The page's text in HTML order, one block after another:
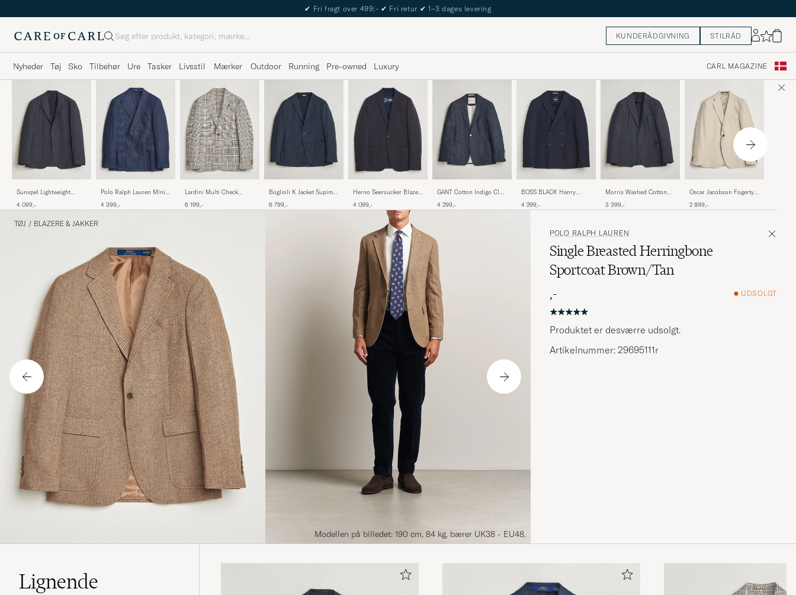
The Care of Carl Passport
Søg KUNDERÅDGIVNING STILRÅD
Nyheder Tøj Sko Tilbehør Ure Tasker Livsstil Mærker Outdoor Running Pre-owned Luxury CARL MAGAZINE
Sunspel Lightweight
4 099,-
Polo Ralph Lauren Mini
Spring Navy
4 399,-
Lardini Multi Check
Beige
6 199,-
Boglioli K Jacket Supima
6 799,-
Herno Seersucker Blazer
4 099,-
GANT Cotton Indigo Club
4 299,-
BOSS BLACK Hanry
Blazer Dark Blue
4 299,-
Morris Washed Cotton
3 399,-
Oscar Jacobson Fogerty
Blazer Beige
2 899,-
Blazer
TØJ / BLAZERE & JAKKER
Modellen på billedet: 190 cm, 84 kg, bærer UK38 - EU48.
POLO RALPH LAUREN
Single Breasted Herringbone
Sportcoat Brown/Tan
,-
UDSOLGT
Produktet er desværre udsolgt.
Artikelnummer: 29695111r
Lignende